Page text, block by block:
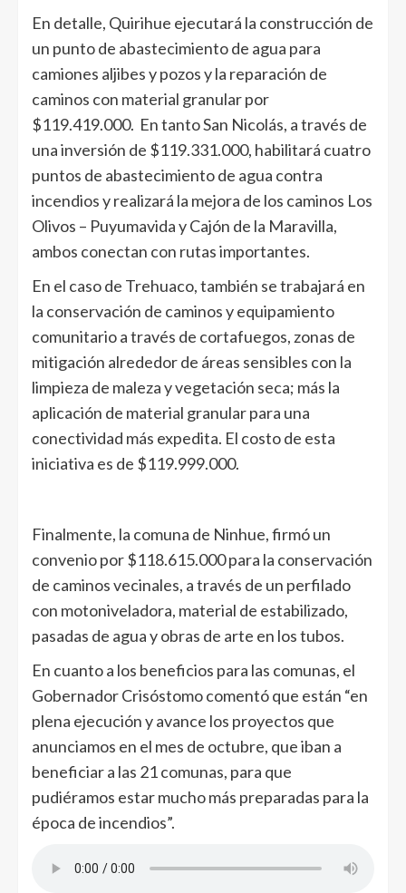
En detalle, Quirihue ejecutará la construcción de
un punto de abastecimiento de agua para
camiones aljibes y pozos y la reparación de
caminos con material granular por
$119.419.000. En tanto San Nicolás, a través de
una inversión de $119.331.000, habilitará cuatro
puntos de abastecimiento de agua contra
incendios y realizará la mejora de los caminos Los
Olivos – Puyumavida y Cajón de la Maravilla,
ambos conectan con rutas importantes.
En el caso de Trehuaco, también se trabajará en
la conservación de caminos y equipamiento
comunitario a través de cortafuegos, zonas de
mitigación alrededor de áreas sensibles con la
limpieza de maleza y vegetación seca; más la
aplicación de material granular para una
conectividad más expedita. El costo de esta
iniciativa es de $119.999.000.
Finalmente, la comuna de Ninhue, firmó un
convenio por $118.615.000 para la conservación
de caminos vecinales, a través de un perfilado
con motoniveladora, material de estabilizado,
pasadas de agua y obras de arte en los tubos.
En cuanto a los beneficios para las comunas, el
Gobernador Crisóstomo comentó que están “en
plena ejecución y avance los proyectos que
anunciamos en el mes de octubre, que iban a
beneficiar a las 21 comunas, para que
pudiéramos estar mucho más preparadas para la
época de incendios”.